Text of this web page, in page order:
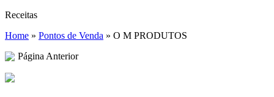
Receitas
Home » Pontos de Venda » O M PRODUTOS
Página Anterior